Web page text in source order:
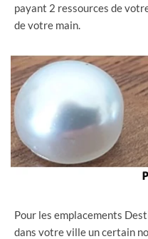
payant 2 ressources de
de votre main.
Pour les emplacements
dans votre ville un certain